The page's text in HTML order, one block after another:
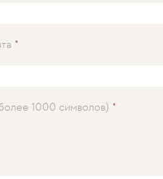
1000 символов)